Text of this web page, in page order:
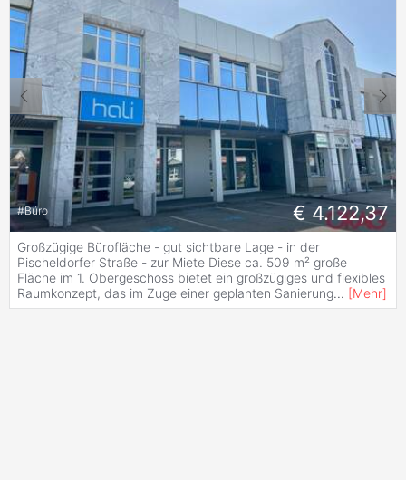
#Büro € 4.122,37
Großzügige Bürofläche - gut sichtbare Lage - in der
Pischeldorfer Straße - zur Miete Diese ca. 509 m² große
Fläche im 1. Obergeschoss bietet ein großzügiges und flexibles
Raumkonzept, das im Zuge einer geplanten Sanierung... [Mehr]